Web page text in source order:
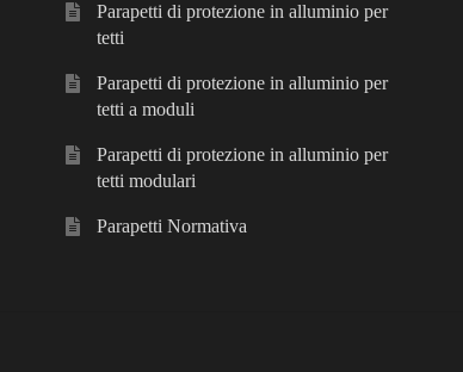
Parapetti di protezione in alluminio per
tetti
Parapetti di protezione in alluminio per
tetti a moduli
Parapetti di protezione in alluminio per
tetti modulari
Parapetti Normativa